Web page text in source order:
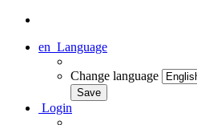
en Language
Change language
Login